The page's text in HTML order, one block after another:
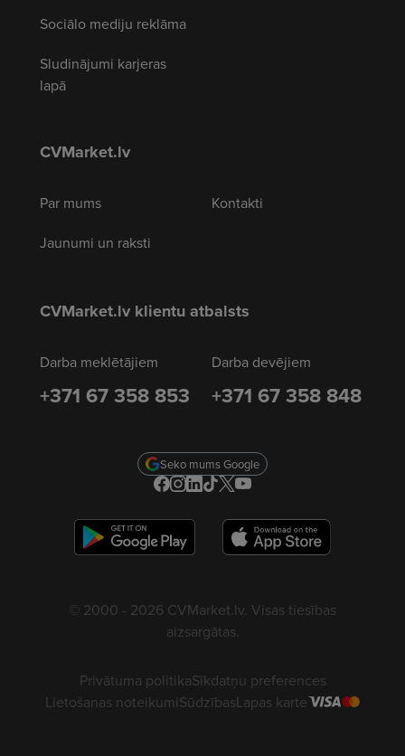
Sociālo mediju reklāma
Sludinājumi karjeras
lapā
CVMarket.lv
Par mums
Jaunumi un raksti
Kontakti
CVMarket.lv klientu atbalsts
Darba meklētājiem
+371 67 358 853
Darba devējiem
+371 67 358 848
Seko mums Google
© 2000 - 2026 CVMarket.lv. Visas tiesības
aizsargātas.
Privātuma politikaSīkdatņu preferences
Lietošanas noteikumiSūdzībasLapas karte